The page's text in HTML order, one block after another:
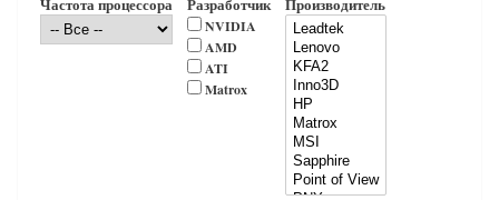
Частота процессора Разработчик
NVIDIA
AMD
ATI
Matrox
Производитель